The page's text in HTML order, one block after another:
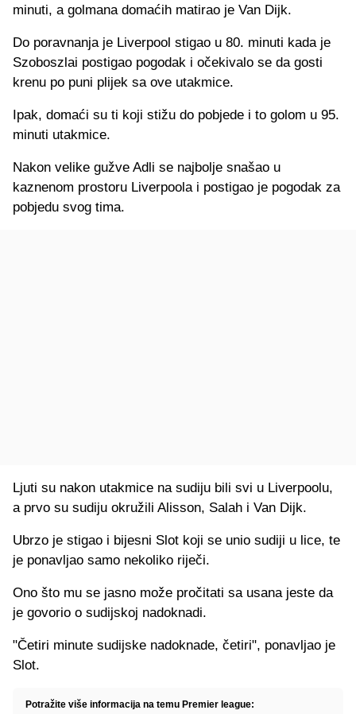
minuti, a golmana domaćih matirao je Van Dijk.
Do poravnanja je Liverpool stigao u 80. minuti kada je
Szoboszlai postigao pogodak i očekivalo se da gosti
krenu po puni plijek sa ove utakmice.
Ipak, domaći su ti koji stižu do pobjede i to golom u 95.
minuti utakmice.
Nakon velike gužve Adli se najbolje snašao u
kaznenom prostoru Liverpoola i postigao je pogodak za
pobjedu svog tima.
Ljuti su nakon utakmice na sudiju bili svi u Liverpoolu,
a prvo su sudiju okružili Alisson, Salah i Van Dijk.
Ubrzo je stigao i bijesni Slot koji se unio sudiji u lice, te
je ponavljao samo nekoliko riječi.
Ono što mu se jasno može pročitati sa usana jeste da
je govorio o sudijskoj nadoknadi.
"Četiri minute sudijske nadoknade, četiri", ponavljao je
Slot.
Potražite više informacija na temu Premier league: